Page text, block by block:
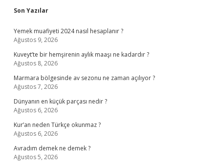
Sidebar
Son Yazılar
Yemek muafiyeti 2024 nasıl hesaplanır ?
Ağustos 9, 2026
Kuveyt’te bir hemşirenin aylık maaşı ne kadardır ?
Ağustos 8, 2026
Marmara bölgesinde av sezonu ne zaman açılıyor ?
Ağustos 7, 2026
Dünyanın en küçük parçası nedir ?
Ağustos 6, 2026
Kur’an neden Türkçe okunmaz ?
Ağustos 6, 2026
Avradım demek ne demek ?
Ağustos 5, 2026